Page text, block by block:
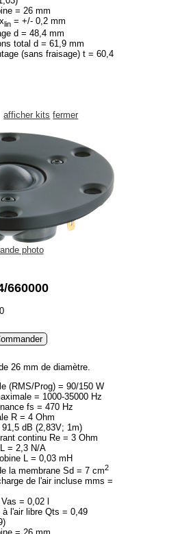
= 26 mm
lin = +/- 0,2 mm
d = 48,4 mm
total d = 61,9 mm
(sans fraisage) t = 60,4
afficher kits fermer
photo
660000
26 mm de diamètre.
(RMS/Prog) = 90/150 W
= 1000-35000 Hz
fs = 470 Hz
R = 4 Ohm
dB (2,83V; 1m)
continu Re = 3 Ohm
= 2,3 N/A
L = 0,03 mH
la membrane Sd = 7 cm2
de l'air incluse mms =
= 0,02 l
à l'air libre Qts = 0,49